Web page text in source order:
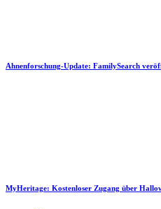
Ahnenforschung-Update: FamilySearch
MyHeritage: Kostenloser Zugang über